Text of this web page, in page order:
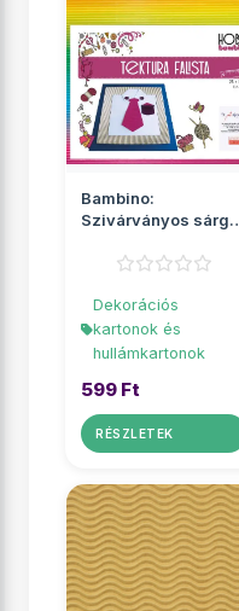
Bambino:
Szivárványos sárga
hullámkarton B4
Dekorációs
kartonok és
hullámkartonok
599 Ft
RÉSZLETEK